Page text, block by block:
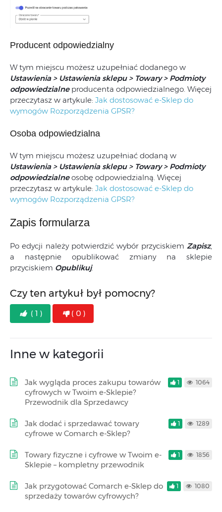
Producent odpowiedzialny
W tym miejscu możesz uzupełniać dodanego w
Ustawienia > Ustawienia sklepu > Towary > Podmioty
odpowiedzialne producenta odpowiedzialnego. Więcej
przeczytasz w artykule: Jak dostosować e-Sklep do
wymogów Rozporządzenia GPSR?
Osoba odpowiedzialna
W tym miejscu możesz uzupełniać dodaną w
Ustawienia > Ustawienia sklepu > Towary > Podmioty
odpowiedzialneosobę odpowiedzialną. Więcej
przeczytasz w artykule: Jak dostosować e-Sklep do
wymogów Rozporządzenia GPSR?
Zapis formularza
Po edycji należy potwierdzić wybór przyciskiem Zapisz,
a następnie opublikować zmiany na sklepie
przyciskiem Opublikuj.
Czy ten artykuł był pomocny?
( 1 ) ( 0 )
Inne w kategorii
Jak wygląda proces zakupu towarów
cyfrowych w Twoim e-Sklepie?
Przewodnik dla Sprzedawcy
1 1064
Jak dodać i sprzedawać towary
cyfrowe w Comarch e-Sklep?
1 1289
Towary fizyczne i cyfrowe w Twoim e-
Sklepie – kompletny przewodnik
1 1856
Jak przygotować Comarch e-Sklep do
sprzedaży towarów cyfrowych?
1 1080